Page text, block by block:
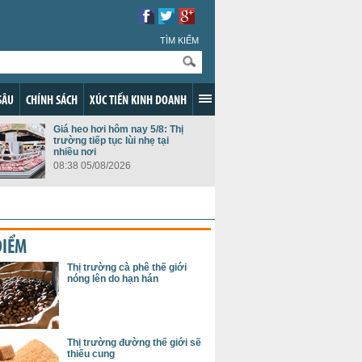
TÌM KIẾM
CHÍNH SÁCH XÚC TIẾN KINH DOANH
Giá heo hơi hôm nay 5/8: Thị
trường tiếp tục lùi nhẹ tại
nhiều nơi
08:38 05/08/2026
Thị trường cà phê thế giới
nóng lên do hạn hán
Thị trường đường thế giới sẽ
thiếu cung